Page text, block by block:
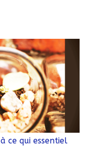
ce qui essentiel